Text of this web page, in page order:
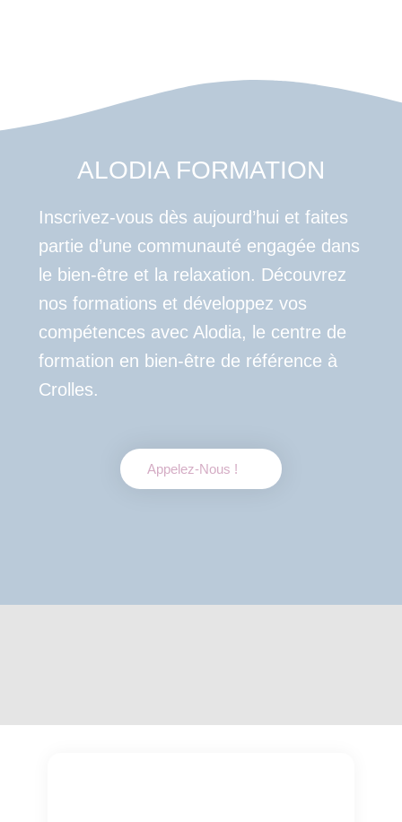
ALODIA FORMATION
Inscrivez-vous dès aujourd’hui et faites
partie d’une communauté engagée dans
le bien-être et la relaxation. Découvrez
nos formations et développez vos
compétences avec Alodia, le centre de
formation en bien-être de référence à
Crolles.
Appelez-Nous !